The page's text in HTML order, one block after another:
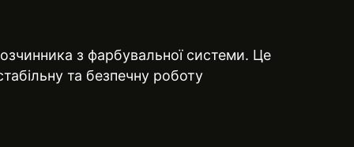
з фарбувальної системи. Це
та безпечну роботу